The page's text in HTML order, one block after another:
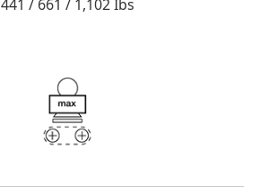
441 / 661 / 1,102 Ibs